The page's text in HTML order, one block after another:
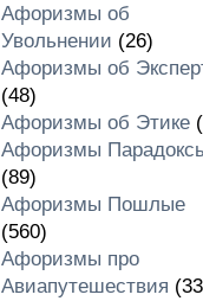
Афоризмы об
Увольнении (26)
Афоризмы об
(48)
Афоризмы об Этике
Афоризмы
(89)
Афоризмы Пошлые
(560)
Афоризмы про
Авиапутешествия